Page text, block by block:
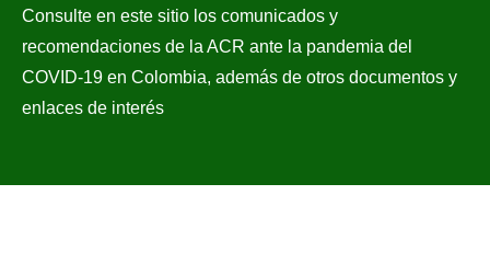
PROGRAMAS INSTITUCIONALES
PROGRAMAS POR PATOLOGÍAS
JURÍDICO
Consulte en este sitio los comunicados y
recomendaciones de la ACR ante la pandemia del
COVID-19 en Colombia, además de otros documentos y
enlaces de interés